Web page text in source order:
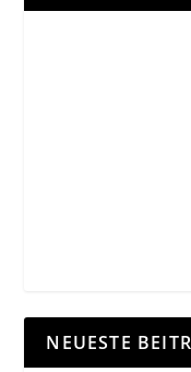
NEUESTE